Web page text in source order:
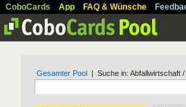
CoboCards App FAQ & Wünsche
Gesamter Pool | Suche in: Abfallwirtschaft /